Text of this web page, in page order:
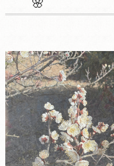
🌸